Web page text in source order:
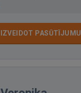
IZVEIDOT PASŪTĪJUMU